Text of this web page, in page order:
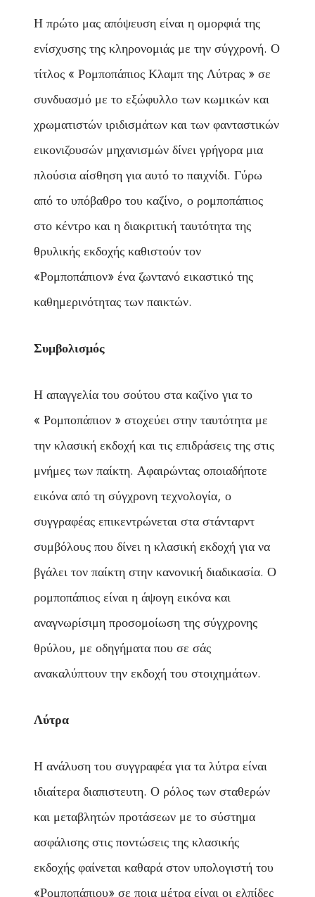
Η πρώτο μας απόψευση είναι η ομορφιά της
ενίσχυσης της κληρονομιάς με την σύγχρονή. Ο
τίτλος « Ρομποπάπιος Κλαμπ της Λύτρας » σε
συνδυασμό με το εξώφυλλο των κωμικών και
χρωματιστών ιριδισμάτων και των φανταστικών
εικονιζουσών μηχανισμών δίνει γρήγορα μια
πλούσια αίσθηση για αυτό το παιχνίδι. Γύρω
από το υπόβαθρο του καζίνο, ο ρομποπάπιος
στο κέντρο και η διακριτική ταυτότητα της
θρυλικής εκδοχής καθιστούν τον
«Ρομποπάπιον» ένα ζωντανό εικαστικό της
καθημερινότητας των παικτών.
Συμβολισμός
Η απαγγελία του σούτου στα καζίνο για το
« Ρομποπάπιον » στοχεύει στην ταυτότητα με
την κλασική εκδοχή και τις επιδράσεις της στις
μνήμες των παίκτη. Αφαιρώντας οποιαδήποτε
εικόνα από τη σύγχρονη τεχνολογία, ο
συγγραφέας επικεντρώνεται στα στάνταρντ
συμβόλους που δίνει η κλασική εκδοχή για να
βγάλει τον παίκτη στην κανονική διαδικασία. Ο
ρομποπάπιος είναι η άψογη εικόνα και
αναγνωρίσιμη προσομοίωση της σύγχρονης
θρύλου, με οδηγήματα που σε σάς
ανακαλύπτουν την εκδοχή του στοιχημάτων.
Λύτρα
Η ανάλυση του συγγραφέα για τα λύτρα είναι
ιδιαίτερα διαπιστευτη. Ο ρόλος των σταθερών
και μεταβλητών προτάσεων με το σύστημα
ασφάλισης στις ποντώσεις της κλασικής
εκδοχής φαίνεται καθαρά στον υπολογιστή του
«Ρομποπάπιου» σε ποια μέτρα είναι οι ελπίδες